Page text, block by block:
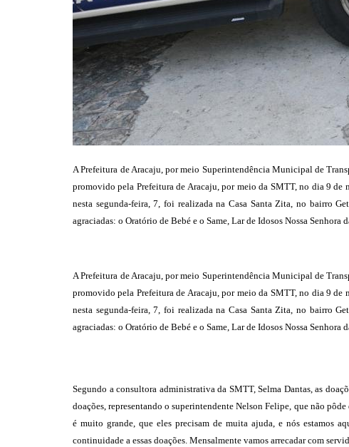
A Prefeitura de Aracaju, por meio Superintendência Municipal de
promovido pela Prefeitura de Aracaju, por meio da SMTT, no dia 9 de
nesta segunda-feira, 7, foi realizada na Casa Santa Zita, no bairro
agraciadas: o Oratório de Bebé e o Same, Lar de Idosos Nossa Senhora
A Prefeitura de Aracaju, por meio Superintendência Municipal de
promovido pela Prefeitura de Aracaju, por meio da SMTT, no dia 9 de
nesta segunda-feira, 7, foi realizada na Casa Santa Zita, no bairro
agraciadas: o Oratório de Bebé e o Same, Lar de Idosos Nossa Senhora
Segundo a consultora administrativa da SMTT, Selma Dantas, as
doações, representando o superintendente Nelson Felipe, que não
é muito grande, que eles precisam de muita ajuda, e nós estamos
continuidade a essas doações. Mensalmente vamos arrecadar com